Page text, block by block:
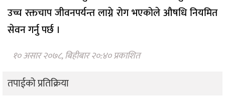
उच्च रक्तचाप जीवनपर्यन्त लाग्ने रोग भएकोले औषधि नियमित
सेवन गर्नु पर्छ ।
१० असार २०७८, बिहीबार २०:४० प्रकाशित
तपाईको प्रतिक्रिया